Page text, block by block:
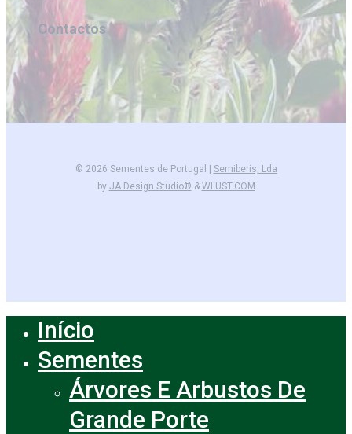
Contactos
© 2026 Sementes de Portugal | Semiberis, Lda
by JA Design Studio® & WLUST.COM
Close
Menu
Início
Sementes
Árvores E Arbustos De
Grande Porte